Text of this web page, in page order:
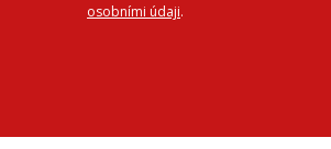
osobními údaji.